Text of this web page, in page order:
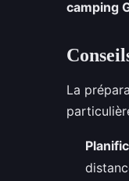
camping
La